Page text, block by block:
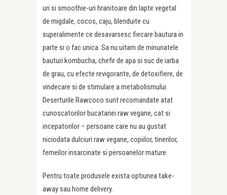
uri si smoothie-uri hranitoare din lapte vegetal
de migdale, cocos, caju, blenduite cu
superalimente ce desavarsesc fiecare bautura in
parte si o fac unica. Sa nu uitam de minunatele
bauturi kombucha, chefir de apa si suc de iarba
de grau, cu efecte revigorante, de detoxifiere, de
vindecare si de stimulare a metabolismului.
Deserturile Rawcoco sunt recomandate atat
cunoscatorilor bucatariei raw vegane, cat si
incepatorilor – persoane care nu au gustat
niciodata dulciuri raw vegane, copiilor, tinerilor,
femeilor insarcinate si persoanelor mature.
Pentru toate produsele exista optiunea take-
away sau home delivery.